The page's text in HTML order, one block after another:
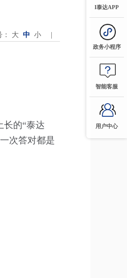
： 大 中 小
长的“泰达
次答对都是
I泰达APP
政务小程序
智能客服
用户中心